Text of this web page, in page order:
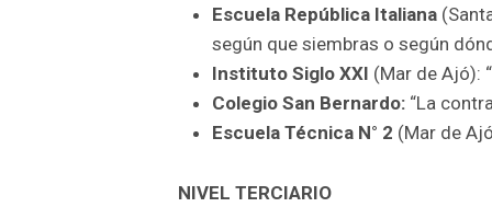
Escuela República Italiana
según que siembras o según
Instituto Siglo XXI (Mar de Ajó):
Colegio San Bernardo:“La
Escuela Técnica N° 2 (Mar de
NIVEL TERCIARIO